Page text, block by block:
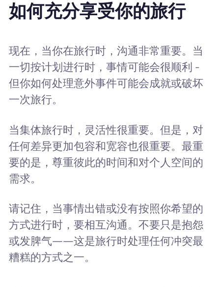
如何充分享受你的旅行
现在，当你在旅行时，沟通非常重要。当
一切按计划进行时，事情可能会很顺利 -
但你如何处理意外事件可能会成就或破坏
一次旅行。
当集体旅行时，灵活性很重要。但是，对
任何差异更加包容和宽容也很重要。最重
要的是，尊重彼此的时间和对个人空间的
需求。
请记住，当事情出错或没有按照你希望的
方式进行时，要相互沟通。不要只是抱怨
或发脾气——这是旅行时处理任何冲突最
糟糕的方式之一。